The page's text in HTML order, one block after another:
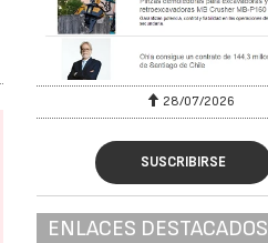
28/07/2026
SUSCRIBIRSE
ENLACES DESTACADOS